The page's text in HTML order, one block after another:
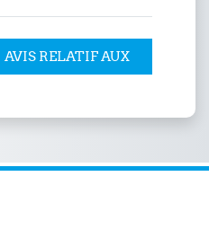
AVIS RELATIF AUX